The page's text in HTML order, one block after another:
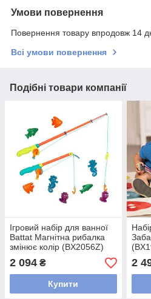
Умови повернення
Повернення товару впродовж 14
Всі умови повернення
Подібні товари компанії
Ігровий набір для ванної
Battat Магнітна рибалка
змінює колір (BX2056Z)
2 094 ₴
Купити
2